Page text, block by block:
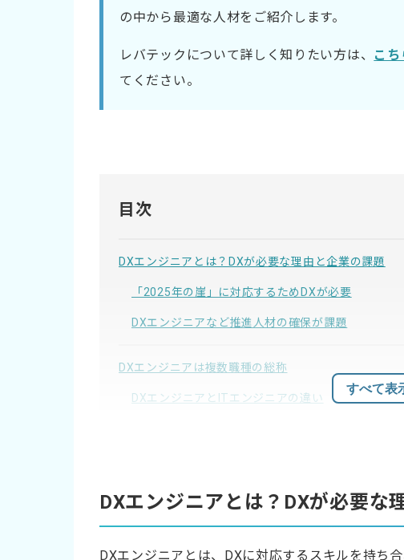
の中から最適な人材をご紹介します。
レバテックについて詳しく知りたい方は、 こち
てください。
目次
DXエンジニアとは？DXが必要な理由と企業の課題
「2025年の崖」に対応するためDXが必要
DXエンジニアなど推進人材の確保が課題
DXエンジニアは複数職種の総称
DXエンジニアとITエンジニアの違い
プロジェクトの推進
すべて表
DXエンジニアとは？DXが必要な
DXエンジニアとは、DXに対応するスキルを持ち